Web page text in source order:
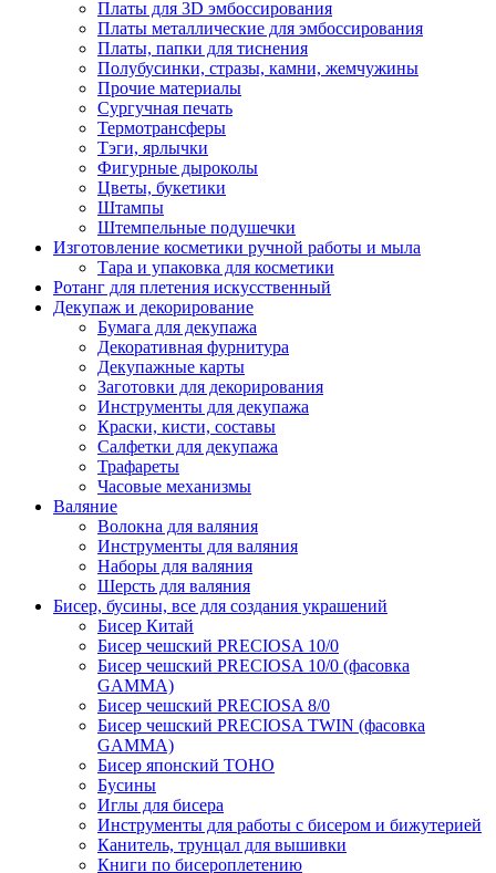
Платы для 3D эмбоссирования
Платы металлические для эмбоссирования
Платы, папки для тиснения
Полубусинки, стразы, камни, жемчужины
Прочие материалы
Сургучная печать
Термотрансферы
Тэги, ярлычки
Фигурные дыроколы
Цветы, букетики
Штампы
Штемпельные подушечки
Изготовление косметики ручной работы и мыла
Тара и упаковка для косметики
Ротанг для плетения искусственный
Декупаж и декорирование
Бумага для декупажа
Декоративная фурнитура
Декупажные карты
Заготовки для декорирования
Инструменты для декупажа
Краски, кисти, составы
Салфетки для декупажа
Трафареты
Часовые механизмы
Валяние
Волокна для валяния
Инструменты для валяния
Наборы для валяния
Шерсть для валяния
Бисер, бусины, все для создания украшений
Бисер Китай
Бисер чешский PRECIOSA 10/0
Бисер чешский PRECIOSA 10/0 (фасовка
GAMMA)
Бисер чешский PRECIOSA 8/0
Бисер чешский PRECIOSA TWIN (фасовка
GAMMA)
Бисер японский TOHO
Бусины
Иглы для бисера
Инструменты для работы с бисером и бижутерией
Канитель, трунцал для вышивки
Книги по бисероплетению